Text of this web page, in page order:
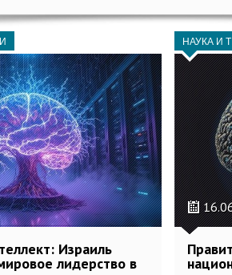
Израиль
лидерство в
НАУКА И